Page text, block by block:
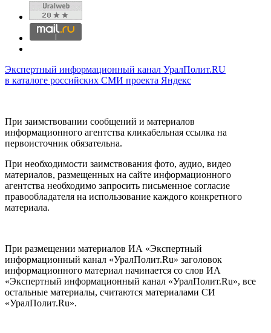
Экспертный информационный канал УралПолит.RU
в каталоге российских СМИ проекта Яндекс
При заимствовании сообщений и материалов
информационного агентства кликабельная ссылка на
первоисточник обязательна.
При необходимости заимствования фото, аудио, видео
материалов, размещенных на сайте информационного
агентства необходимо запросить письменное согласие
правообладателя на использование каждого конкретного
материала.
При размещении материалов ИА «Экспертный
информационный канал «УралПолит.Ru» заголовок
информационного материал начинается со слов ИА
«Экспертный информационный канал «УралПолит.Ru», все
остальные материалы, считаются материалами СИ
«УралПолит.Ru».